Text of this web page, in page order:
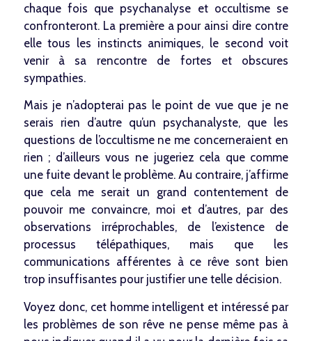
chaque fois que psychanalyse et occultisme se
confronteront. La première a pour ainsi dire contre
elle tous les instincts animiques, le second voit
venir à sa rencontre de fortes et obscures
sympathies.
Mais je n’adopterai pas le point de vue que je ne
serais rien d’autre qu’un psychanalyste, que les
questions de l’occultisme ne me concerneraient en
rien ; d’ailleurs vous ne jugeriez cela que comme
une fuite devant le problème. Au contraire, j’affirme
que cela me serait un grand contentement de
pouvoir me convaincre, moi et d’autres, par des
observations irréprochables, de l’existence de
processus télépathiques, mais que les
communications afférentes à ce rêve sont bien
trop insuffisantes pour justifier une telle décision.
Voyez donc, cet homme intelligent et intéressé par
les problèmes de son rêve ne pense même pas à